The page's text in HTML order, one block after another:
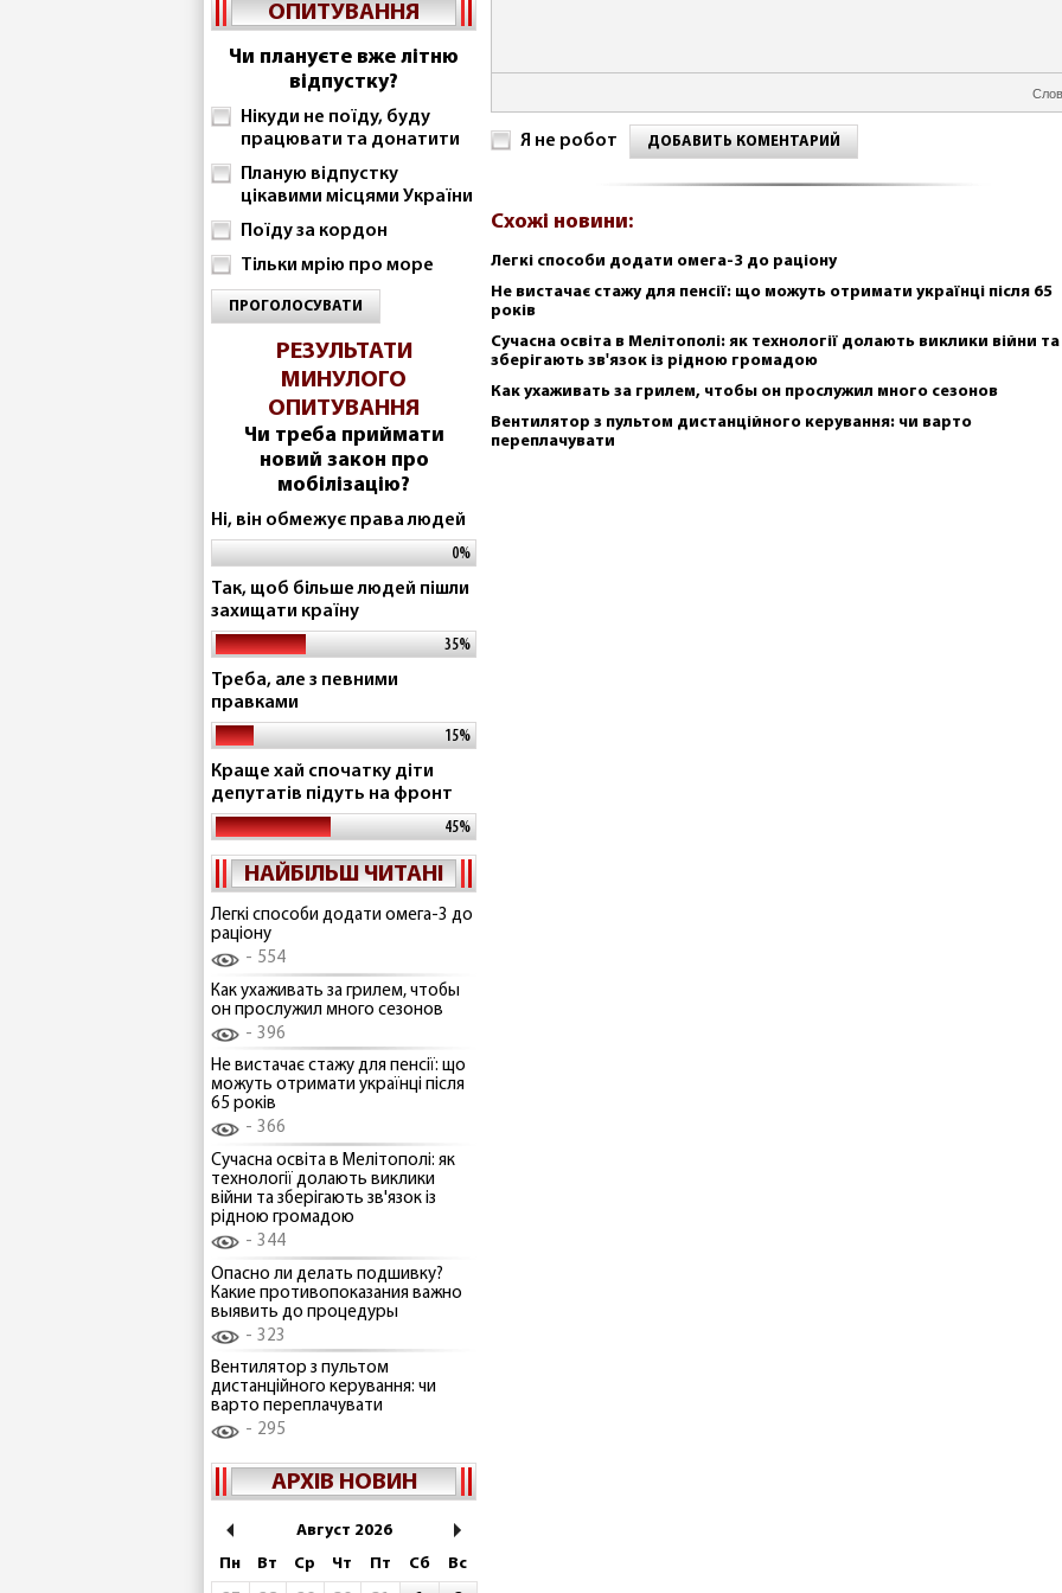
ОПИТУВАННЯ
Чи плануєте вже літню
відпустку?
Нікуди не поїду, буду
працювати та донатити
Планую відпустку
цікавими місцями України
Поїду за кордон
Тільки мрію про море
ПРОГОЛОСУВАТИ
РЕЗУЛЬТАТИ
МИНУЛОГО
ОПИТУВАННЯ
Чи треба приймати
новий закон про
мобілізацію?
Ні, він обмежує права людей
0%
Так, щоб більше людей пішли
захищати країну
35%
Треба, але з певними
правками
15%
Краще хай спочатку діти
депутатів підуть на фронт
45%
НАЙБІЛЬШ ЧИТАНІ
Легкі способи додати омега-3 до
раціону
554
Как ухаживать за грилем, чтобы
он прослужил много сезонов
396
Не вистачає стажу для пенсії: що
можуть отримати українці після
65 років
366
Сучасна освіта в Мелітополі: як
технології долають виклики
війни та зберігають зв'язок із
рідною громадою
344
Опасно ли делать подшивку?
Какие противопоказания важно
выявить до процедуры
323
Вентилятор з пультом
дистанційного керування: чи
варто переплачувати
295
АРХІВ НОВИН
Август 2026
Пн
Вт Ср Чт Пт Сб
Вс
Я не робот ДОБАВИТЬ КОМЕНТАРИЙ
Схожі новини:
Легкі способи додати омега-3 до раціону
Не вистачає стажу для пенсії: що можуть отримати українці після 65
років
Сучасна освіта в Мелітополі: як технології долають виклики війни та
зберігають зв'язок із рідною громадою
Как ухаживать за грилем, чтобы он прослужил много сезонов
Вентилятор з пультом дистанційного керування: чи варто
переплачувати